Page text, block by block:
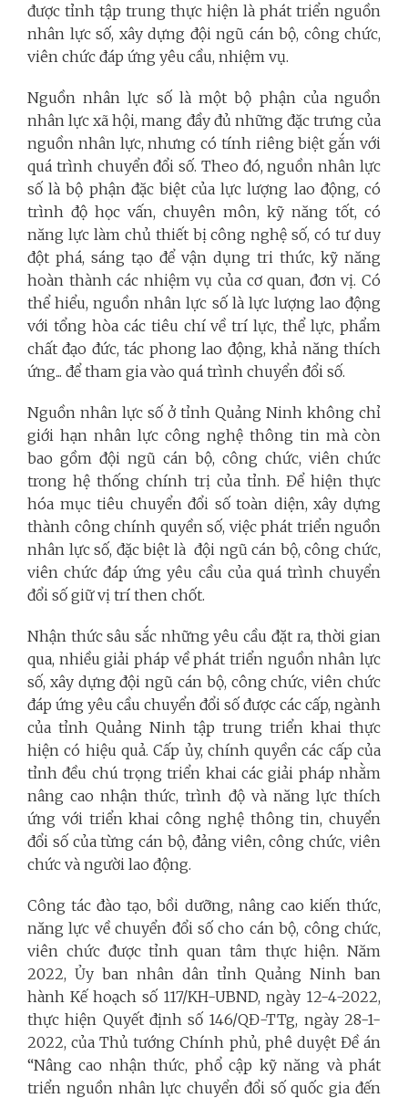
được tỉnh tập trung thực hiện là phát triển nguồn
nhân lực số, xây dựng đội ngũ cán bộ, công chức,
viên chức đáp ứng yêu cầu, nhiệm vụ.
Nguồn nhân lực số là một bộ phận của nguồn
nhân lực xã hội, mang đầy đủ những đặc trưng của
nguồn nhân lực, nhưng có tính riêng biệt gắn với
quá trình chuyển đổi số. Theo đó, nguồn nhân lực
số là bộ phận đặc biệt của lực lượng lao động, có
trình độ học vấn, chuyên môn, kỹ năng tốt, có
năng lực làm chủ thiết bị công nghệ số, có tư duy
đột phá, sáng tạo để vận dụng tri thức, kỹ năng
hoàn thành các nhiệm vụ của cơ quan, đơn vị. Có
thể hiểu, nguồn nhân lực số là lực lượng lao động
với tổng hòa các tiêu chí về trí lực, thể lực, phẩm
chất đạo đức, tác phong lao động, khả năng thích
ứng... để tham gia vào quá trình chuyển đổi số.
Nguồn nhân lực số ở tỉnh Quảng Ninh không chỉ
giới hạn nhân lực công nghệ thông tin mà còn
bao gồm đội ngũ cán bộ, công chức, viên chức
trong hệ thống chính trị của tỉnh. Để hiện thực
hóa mục tiêu chuyển đổi số toàn diện, xây dựng
thành công chính quyền số, việc phát triển nguồn
nhân lực số, đặc biệt là đội ngũ cán bộ, công chức,
viên chức đáp ứng yêu cầu của quá trình chuyển
đổi số giữ vị trí then chốt.
Nhận thức sâu sắc những yêu cầu đặt ra, thời gian
qua, nhiều giải pháp về phát triển nguồn nhân lực
số, xây dựng đội ngũ cán bộ, công chức, viên chức
đáp ứng yêu cầu chuyển đổi số được các cấp, ngành
của tỉnh Quảng Ninh tập trung triển khai thực
hiện có hiệu quả. Cấp ủy, chính quyền các cấp của
tỉnh đều chú trọng triển khai các giải pháp nhằm
nâng cao nhận thức, trình độ và năng lực thích
ứng với triển khai công nghệ thông tin, chuyển
đổi số của từng cán bộ, đảng viên, công chức, viên
chức và người lao động.
Công tác đào tạo, bồi dưỡng, nâng cao kiến thức,
năng lực về chuyển đổi số cho cán bộ, công chức,
viên chức được tỉnh quan tâm thực hiện. Năm
2022, Ủy ban nhân dân tỉnh Quảng Ninh ban
hành Kế hoạch số 117/KH-UBND, ngày 12-4-2022,
thực hiện Quyết định số 146/QĐ-TTg, ngày 28-1-
2022, của Thủ tướng Chính phủ, phê duyệt Đề án
“Nâng cao nhận thức, phổ cập kỹ năng và phát
triển nguồn nhân lực chuyển đổi số quốc gia đến